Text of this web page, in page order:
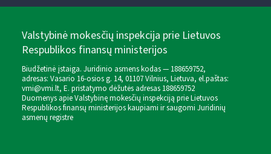
Valstybinė mokesčių inspekcija prie Lietuvos
Respublikos finansų ministerijos
Biudžetinė įstaiga. Juridinio asmens kodas — 188659752,
adresas: Vasario 16-osios g. 14, 01107 Vilnius, Lietuva, el.paštas:
vmi@vmi.lt, E. pristatymo dėžutės adresas 188659752
Duomenys apie Valstybinę mokesčių inspekciją prie Lietuvos
Respublikos finansų ministerijos kaupiami ir saugomi Juridinių
asmenų registre